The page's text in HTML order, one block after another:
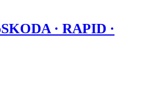
SKODA · RAPID ·